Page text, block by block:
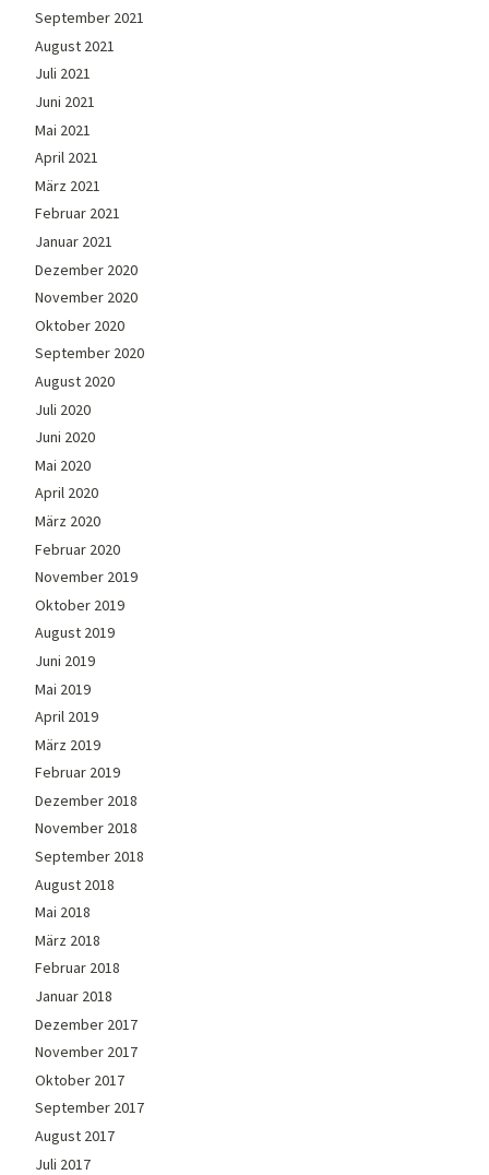
September 2021
August 2021
Juli 2021
Juni 2021
Mai 2021
April 2021
März 2021
Februar 2021
Januar 2021
Dezember 2020
November 2020
Oktober 2020
September 2020
August 2020
Juli 2020
Juni 2020
Mai 2020
April 2020
März 2020
Februar 2020
November 2019
Oktober 2019
August 2019
Juni 2019
Mai 2019
April 2019
März 2019
Februar 2019
Dezember 2018
November 2018
September 2018
August 2018
Mai 2018
März 2018
Februar 2018
Januar 2018
Dezember 2017
November 2017
Oktober 2017
September 2017
August 2017
Juli 2017